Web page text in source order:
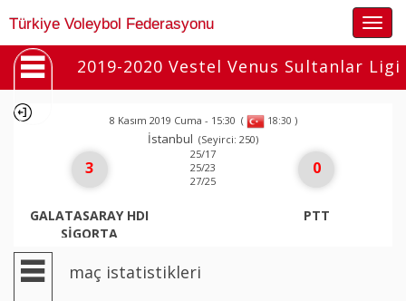
Türkiye Voleybol Federasyonu
2019-2020 Vestel Venus Sultanlar Ligi
8 Kasım 2019 Cuma - 15:30 ( 18:30 )
İstanbul (Seyirci: 250)
3
GALATASARAY HDI
SİGORTA
25/17
25/23
27/25
0
PTT
maç istatistikleri